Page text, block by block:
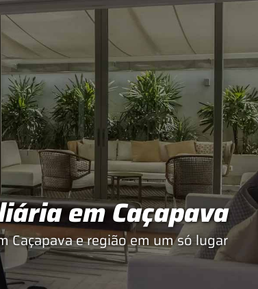
em Caçapava
Caçapava e região em um só lugar